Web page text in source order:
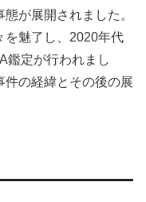
が展開されました。
を魅了し、2020年代
鑑定が行われまし
件の経緯とその後の展